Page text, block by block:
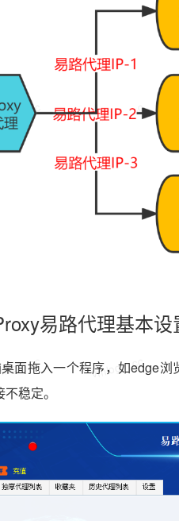
易路代理基本设
面拖入一个程序，如edge浏
稳定。
vmlogin.cc
vmlogin.cc